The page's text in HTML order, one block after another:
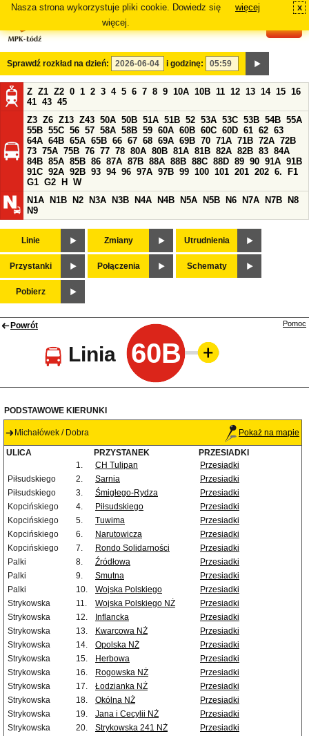
Nasza strona wykorzystuje pliki cookie. Dowiedz się
więcej.
więcej x
Sprawdź rozkład na dzień: i godzinę:
Z Z1 Z2 0 1 2 3 4 5 6 7 8 9 10A 10B 11 12 13 14 15 16
41 43 45
Z3 Z6 Z13 Z43 50A 50B 51A 51B 52 53A 53C 53B 54B 55A
55B 55C 56 57 58A 58B 59 60A 60B 60C 60D 61 62 63
64A 64B 65A 65B 66 67 68 69A 69B 70 71A 71B 72A 72B
73 75A 75B 76 77 78 80A 80B 81A 81B 82A 82B 83 84A
84B 85A 85B 86 87A 87B 88A 88B 88C 88D 89 90 91A 91B
91C 92A 92B 93 94 96 97A 97B 99 100 101 201 202 6.
F1
G1 G2 H
W
N1A
N1B N2 N3A N3B N4A N4B N5A N5B N6 N7A N7B
N8
N9
Linie Zmiany Utrudnienia
Przystanki Połączenia Schematy
Pobierz
Powrót
Linia 60B
Pomoc
PODSTAWOWE KIERUNKI
Michałówek / Dobra Pokaż na mapie
ULICA PRZYSTANEK
PRZESIADKI
1.
CH Tulipan
Przesiadki
Piłsudskiego
2. Sarnia
Przesiadki
Piłsudskiego
3. Śmigłego-Rydza
Przesiadki
Kopcińskiego
4. Piłsudskiego
Przesiadki
Kopcińskiego
5. Tuwima
Przesiadki
Kopcińskiego
6. Narutowicza
Przesiadki
Kopcińskiego
7. Rondo Solidarności
Przesiadki
Palki
8. Źródłowa
Przesiadki
Palki
9. Smutna
Przesiadki
Palki
10. Wojska Polskiego
Przesiadki
Strykowska
11. Wojska Polskiego NŻ
Przesiadki
Strykowska
12. Inflancka
Przesiadki
Strykowska
13. Kwarcowa NŻ
Przesiadki
Strykowska
14. Opolska NŻ
Przesiadki
Strykowska
15. Herbowa
Przesiadki
Strykowska
16. Rogowska NŻ
Przesiadki
Strykowska
17. Łodzianka NŻ
Przesiadki
Strykowska
18. Okólna NŻ
Przesiadki
Strykowska
19. Jana i Cecylii NŻ
Przesiadki
Strykowska
20. Strykowska 241 NŻ
Przesiadki